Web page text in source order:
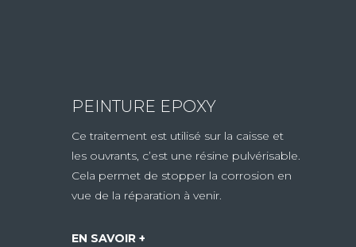
PEINTURE EPOXY
Ce traitement est utilisé sur la caisse et
les ouvrants, c’est une résine pulvérisable.
Cela permet de stopper la corrosion en
vue de la réparation à venir.
EN SAVOIR +